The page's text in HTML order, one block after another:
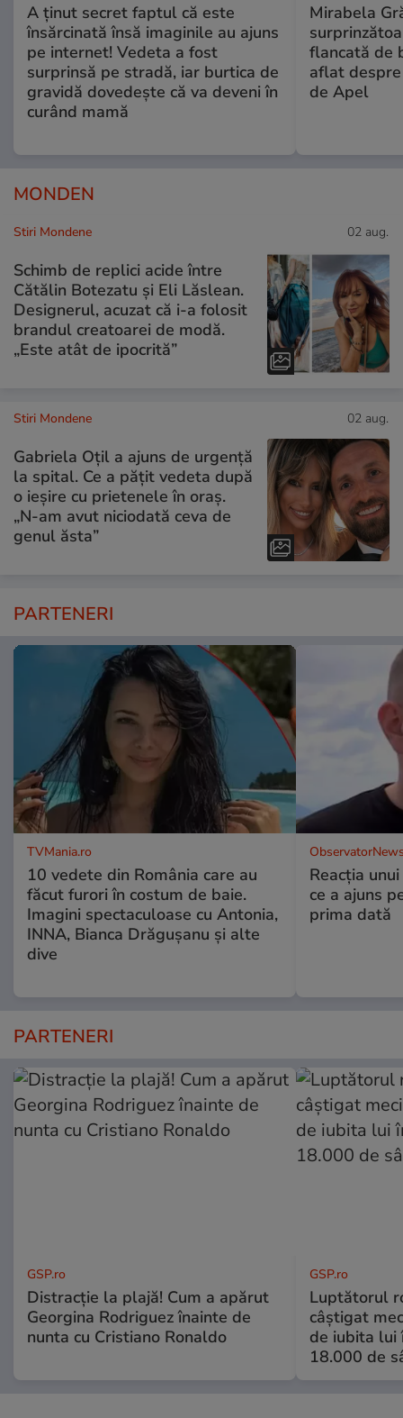
A ținut secret faptul că este
însărcinată însă imaginile au ajuns
pe internet! Vedeta a fost
surprinsă pe stradă, iar burtica de
gravidă dovedește că va deveni în
curând mamă
Mirabela
flancată de
aflat
de Apel
MONDEN
Stiri Mondene 02 aug.
Schimb de replici acide între
Cătălin Botezatu și Eli Lăslean.
Designerul, acuzat că i-a folosit
brandul creatoarei de modă.
„Este atât de ipocrită”
Stiri Mondene 02 aug.
Gabriela Oțil a ajuns de urgență
la spital. Ce a pățit vedeta după
o ieșire cu prietenele în oraș.
„N-am avut niciodată ceva de
genul ăsta”
PARTENERI
TVMania.ro
10 vedete din România care au
făcut furori în costum de baie.
Imagini spectaculoase cu Antonia,
INNA, Bianca Drăgușanu și alte
dive
Reacția
ce a ajuns
prima dată
PARTENERI
GSP.ro
Distracție la plajă! Cum a apărut
Georgina Rodriguez înainte de
nunta cu Cristiano Ronaldo
GSP.ro
Luptătorul
câștigat
de iubita lui
18.000 de